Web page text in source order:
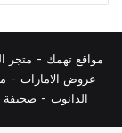
مواقع تهمك - متجر
عروض الامارات -
الدانوب -